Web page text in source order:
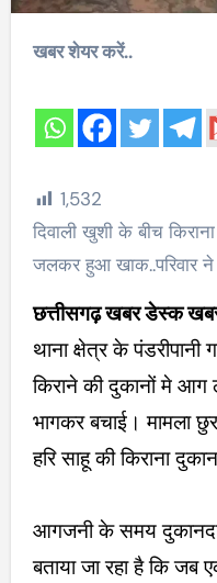
खबर शेयर करें..
1,532
दिवाली खुशी के बीच किराना दुकानों में लगी आग..लाखों का सामान
जलकर हुआ खाक..परिवार
छत्तीसगढ़ खबर डेस्क
थाना क्षेत्र के पंडरीपानी
किराने की दुकानों मे आग
भागकर बचाई। मामला
हरि साहू की किराना
आगजनी के समय
बताया जा रहा है कि जब